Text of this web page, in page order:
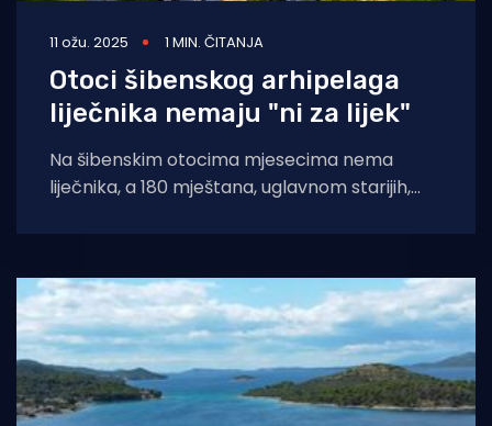
11 ožu. 2025 1 MIN. ČITANJA
Otoci šibenskog arhipelaga
liječnika nemaju "ni za lijek"
Na šibenskim otocima mjesecima nema
liječnika, a 180 mještana, uglavnom starijih,
Riječ je o dobro